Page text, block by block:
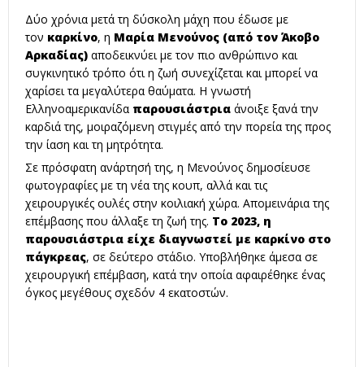
Δύο χρόνια μετά τη δύσκολη μάχη που έδωσε με
τον καρκίνο, η Μαρία Μενούνος (από τον Άκοβο
Αρκαδίας) αποδεικνύει με τον πιο ανθρώπινο και
συγκινητικό τρόπο ότι η ζωή συνεχίζεται και μπορεί να
χαρίσει τα μεγαλύτερα θαύματα. Η γνωστή
Ελληνοαμερικανίδα παρουσιάστρια άνοιξε ξανά την
καρδιά της, μοιραζόμενη στιγμές από την πορεία της προς
την ίαση και τη μητρότητα.
Σε πρόσφατη ανάρτησή της, η Μενούνος δημοσίευσε
φωτογραφίες με τη νέα της κουπ, αλλά και τις
χειρουργικές ουλές στην κοιλιακή χώρα. Απομεινάρια της
επέμβασης που άλλαξε τη ζωή της. Το 2023, η
παρουσιάστρια είχε διαγνωστεί με καρκίνο στο
πάγκρεας, σε δεύτερο στάδιο. Υποβλήθηκε άμεσα σε
χειρουργική επέμβαση, κατά την οποία αφαιρέθηκε ένας
όγκος μεγέθους σχεδόν 4 εκατοστών.